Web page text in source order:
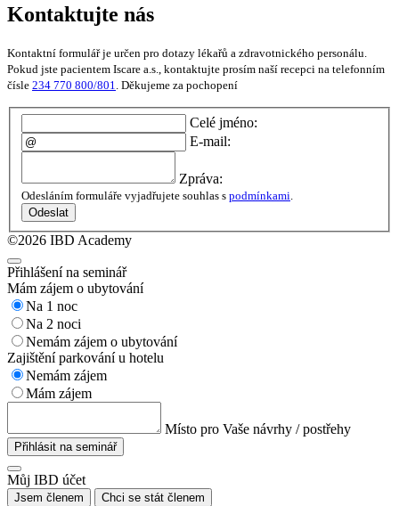
Kontaktujte nás
Kontaktní formulář je určen pro dotazy lékařů a zdravotnického personálu.
Pokud jste pacientem Iscare a.s., kontaktujte prosím naší recepci na telefonním
čísle 234 770 800/801. Děkujeme za pochopení
Celé jméno:
E-mail:
Zpráva:
Odesláním formuláře vyjadřujete souhlas s podmínkami
Odeslat
©2026 IBD Academy
Přihlášení na seminář
Mám zájem o ubytování
Na 1 noc
Na 2 noci
Nemám zájem o ubytování
Zajištění parkování u hotelu
Nemám zájem
Mám zájem
Místo pro Vaše návrhy / postřehy
Přihlásit na seminář
Můj IBD účet
Jsem členem Chci se stát členem